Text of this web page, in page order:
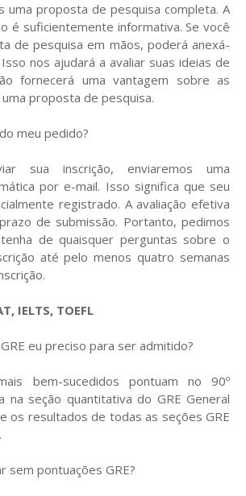
uma proposta de pesquisa completa. A
é suficientemente informativa. Se você
de pesquisa em mãos, poderá anexá-
nos ajudará a avaliar suas ideias de
fornecerá uma vantagem sobre as
proposta de pesquisa.
meu pedido?
sua inscrição, enviaremos uma
por e-mail. Isso significa que seu
registrado. A avaliação efetiva
de submissão. Portanto, pedimos
de quaisquer perguntas sobre o
até pelo menos quatro semanas
IELTS, TOEFL
eu preciso para ser admitido?
bem-sucedidos pontuam no 90º
na seção quantitativa do GRE General
os resultados de todas as seções GRE
sem pontuações GRE?